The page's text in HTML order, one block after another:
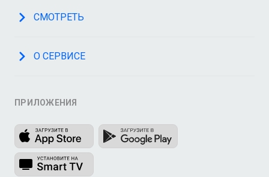
СМОТРЕТЬ
О СЕРВИСЕ
ПРИЛОЖЕНИЯ